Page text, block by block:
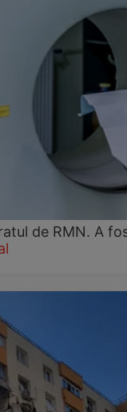
de RMN. A